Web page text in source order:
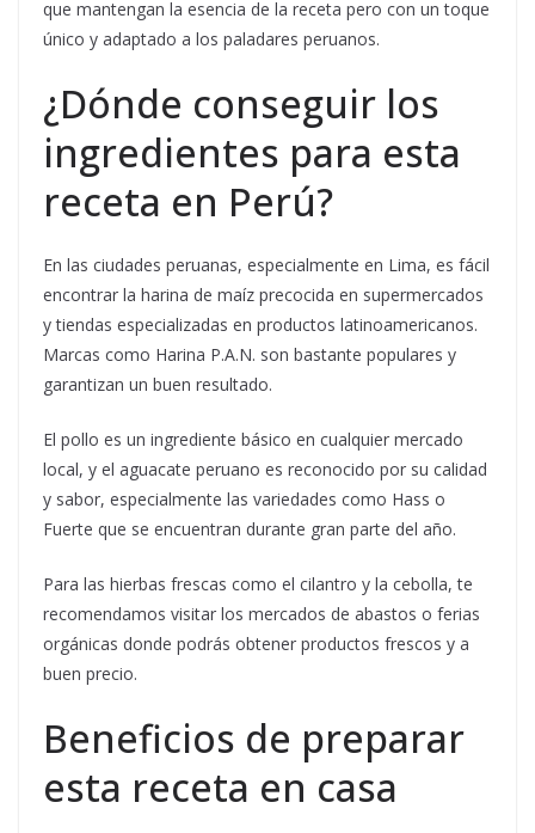
que mantengan la esencia de la receta pero con un toque
único y adaptado a los paladares peruanos.
¿Dónde conseguir los
ingredientes para esta
receta en Perú?
En las ciudades peruanas, especialmente en Lima, es fácil
encontrar la harina de maíz precocida en supermercados
y tiendas especializadas en productos latinoamericanos.
Marcas como Harina P.A.N. son bastante populares y
garantizan un buen resultado.
El pollo es un ingrediente básico en cualquier mercado
local, y el aguacate peruano es reconocido por su calidad
y sabor, especialmente las variedades como Hass o
Fuerte que se encuentran durante gran parte del año.
Para las hierbas frescas como el cilantro y la cebolla, te
recomendamos visitar los mercados de abastos o ferias
orgánicas donde podrás obtener productos frescos y a
buen precio.
Beneficios de preparar
esta receta en casa